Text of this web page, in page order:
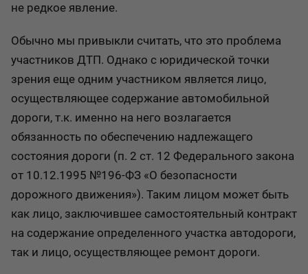
не редкое явление.
Обычно мы привыкли считать, что это проблема
участников ДТП. Однако с юридической точки
зрения еще одним участником является лицо,
осуществляющее содержание автомобильной
дороги, т.к. именно на него возлагается
обязанность по обеспечению надлежащего
состояния дороги (п. 2 ст. 12 Федерального закона
от 10.12.1995 №196-ФЗ «О безопасности
дорожного движения»). Таким лицом может быть
как лицо, заключившее самостоятельный контракт
на содержание определенного участка автодороги,
так и лицо, осуществляющее ремонт дороги.